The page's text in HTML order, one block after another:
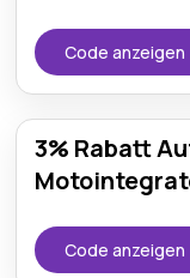
Code anzeigen
3% Rabatt
Code anzeigen